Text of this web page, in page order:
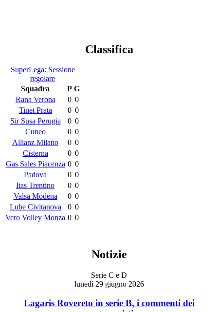
Classifica
SuperLega: Sessione
regolare
Squadra
P G
Rana Verona
0 0
Tinet Prata
0 0
Sir Susa Perugia
0 0
Cuneo
0 0
Allianz Milano
0 0
Cisterna
0 0
Gas Sales Piacenza 0 0
Padova
0 0
Itas Trentino
0 0
Valsa Modena
0 0
Lube Civitanova
0 0
Vero Volley Monza 0 0
Notizie
Serie C e D
lunedì 29 giugno 2026
Lagaris Rovereto in serie B, i commenti dei